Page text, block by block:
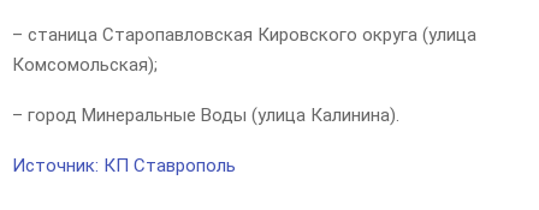
– станица Старопавловская Кировского округа (улица
Комсомольская);
– город Минеральные Воды (улица Калинина).
Источник: КП Ставрополь